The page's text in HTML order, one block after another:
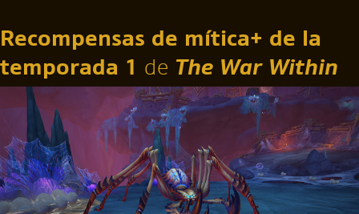
Recompensas de mítica+ de la
temporada 1 de The War Within